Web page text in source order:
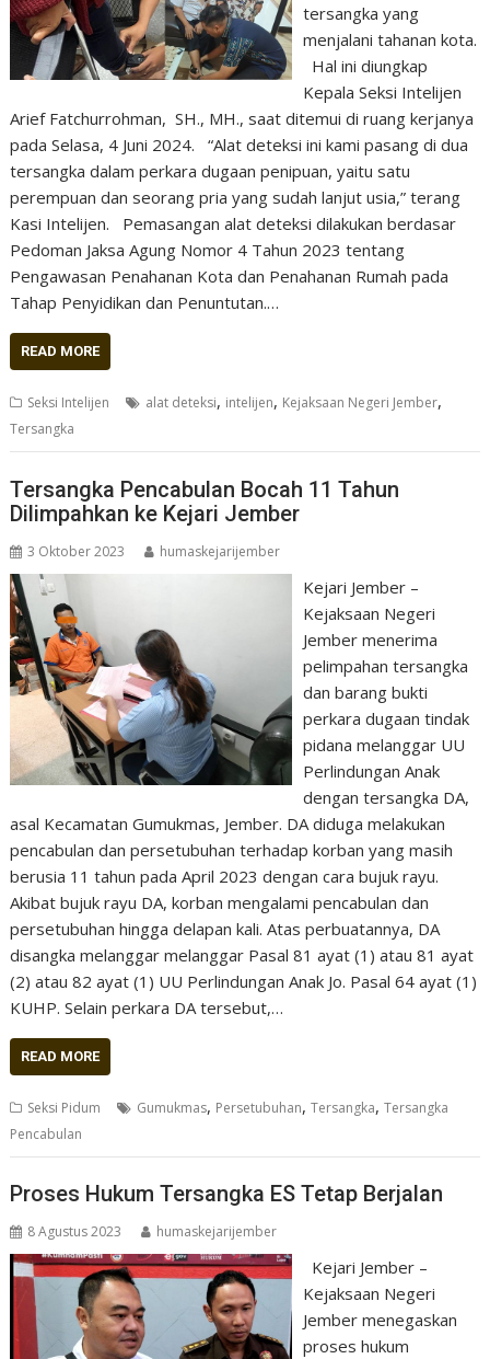
tersangka yang
menjalani tahanan kota.
Hal ini diungkap
Kepala Seksi Intelijen
Arief Fatchurrohman, SH., MH., saat ditemui di ruang kerjanya
pada Selasa, 4 Juni 2024. “Alat deteksi ini kami pasang di dua
tersangka dalam perkara dugaan penipuan, yaitu satu
perempuan dan seorang pria yang sudah lanjut usia,” terang
Kasi Intelijen. Pemasangan alat deteksi dilakukan berdasar
Pedoman Jaksa Agung Nomor 4 Tahun 2023 tentang
Pengawasan Penahanan Kota dan Penahanan Rumah pada
Tahap Penyidikan dan Penuntutan.…
READ MORE
Seksi Intelijen alat deteksi, intelijen, Kejaksaan Negeri Jember,
Tersangka
Tersangka Pencabulan Bocah 11 Tahun
Dilimpahkan ke Kejari Jember
3 Oktober 2023 humaskejarijember
Kejari Jember –
Kejaksaan Negeri
Jember menerima
pelimpahan tersangka
dan barang bukti
perkara dugaan tindak
pidana melanggar UU
Perlindungan Anak
dengan tersangka DA,
asal Kecamatan Gumukmas, Jember. DA diduga melakukan
pencabulan dan persetubuhan terhadap korban yang masih
berusia 11 tahun pada April 2023 dengan cara bujuk rayu.
Akibat bujuk rayu DA, korban mengalami pencabulan dan
persetubuhan hingga delapan kali. Atas perbuatannya, DA
disangka melanggar melanggar Pasal 81 ayat (1) atau 81 ayat
(2) atau 82 ayat (1) UU Perlindungan Anak Jo. Pasal 64 ayat (1)
KUHP. Selain perkara DA tersebut,…
READ MORE
Seksi Pidum Gumukmas, Persetubuhan,Tersangka,Tersangka
Pencabulan
Proses Hukum Tersangka ES Tetap Berjalan
8 Agustus 2023 humaskejarijember
Kejari Jember –
Kejaksaan Negeri
Jember menegaskan
proses hukum